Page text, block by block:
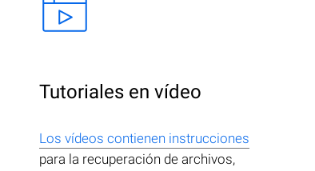
Tutoriales en vídeo
Los vídeos contienen instrucciones
para la recuperación de archivos,